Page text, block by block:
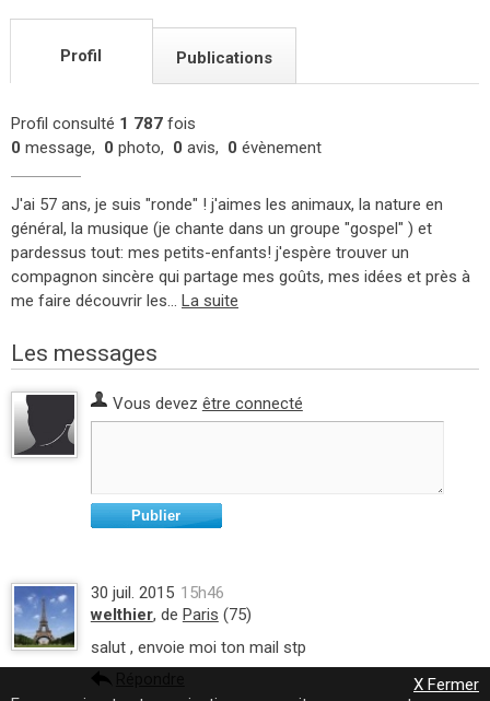
Profil Publications
Profil consulté 1 787 fois
0 message, 0 photo, 0 avis, 0 évènement
J'ai 57 ans, je suis "ronde" ! j'aimes les animaux, la nature en
général, la musique (je chante dans un groupe "gospel" ) et
pardessus tout: mes petits-enfants! j'espère trouver un
compagnon sincère qui partage mes goûts, mes idées et près à
me faire découvrir les... La suite
Les messages
Vous devez être connecté
Publier
30 juil. 2015 15h46
welthier, de Paris (75)
salut , envoie moi ton mail stp
X Fermer